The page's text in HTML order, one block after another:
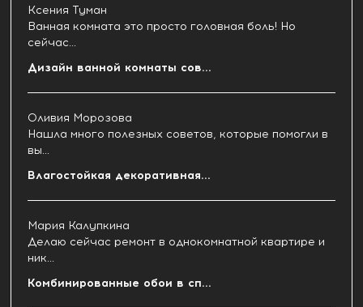
Ксения Туман
Ванная комната это просто головная боль! Но
сейчас...
Дизайн ванной комнаты сов...
Оливия Морозова
Нашла много полезных советов, которые помогли в
вы...
Влагостойкая декоративная...
Мария Калупкина
Делаю сейчас ремонт в однокомнатной квартире и
ник...
Комбинированные обои в сп...